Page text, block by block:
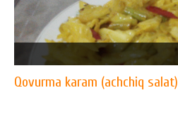
Qovurma karam (achchiq salat)